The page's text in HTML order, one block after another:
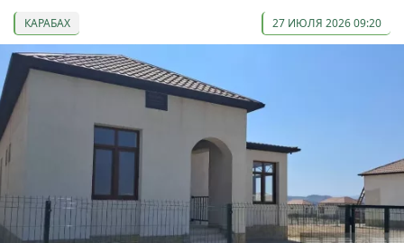
КАРАБАХ 27 ИЮЛЯ 2026 09:20